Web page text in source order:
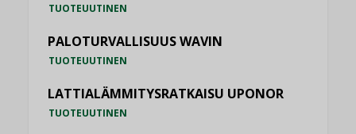
TUOTEUUTINEN
PALOTURVALLISUUS WAVIN
TUOTEUUTINEN
LATTIALÄMMITYSRATKAISU UPONOR
TUOTEUUTINEN